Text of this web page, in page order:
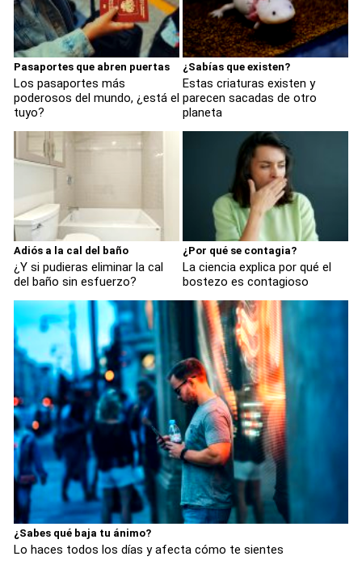
Pasaportes que abren puertas
Los pasaportes más
poderosos del mundo, ¿está el
tuyo?
¿Sabías que existen?
Estas criaturas existen y
parecen sacadas de otro
planeta
Adiós a la cal del baño
¿Y si pudieras eliminar la cal
del baño sin esfuerzo?
¿Por qué se contagia?
La ciencia explica por qué el
bostezo es contagioso
¿Sabes qué baja tu ánimo?
Lo haces todos los días y afecta cómo te sientes